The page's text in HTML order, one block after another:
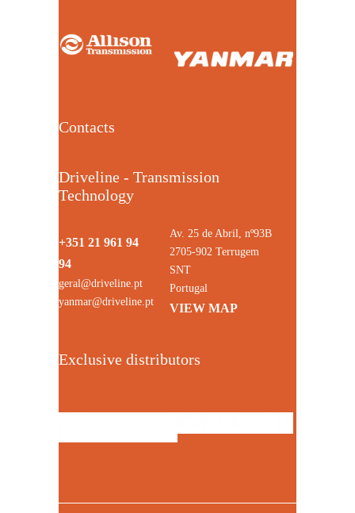
Contacts
Driveline - Transmission
Technology
+351 21 961 94
94
geral@driveline.pt
yanmar@driveline.pt
Av. 25 de Abril, nº93B
2705-902 Terrugem
SNT
Portugal
VIEW MAP
Exclusive distributors